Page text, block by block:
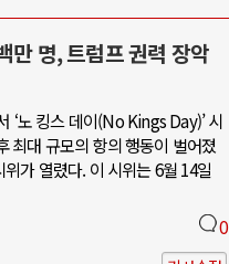
명, 트럼프 권력 장악
‘노 킹스 데이(No Kings Day)’ 시
최대 규모의 항의 행동이 벌어졌
가 열렸다. 이 시위는 6월 14일
0